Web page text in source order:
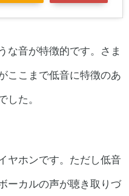
な音が特徴的です。さま
ここまで低音に特徴のあ
した。
ヤホンです。ただし低音
ーカルの声が聴き取りづ